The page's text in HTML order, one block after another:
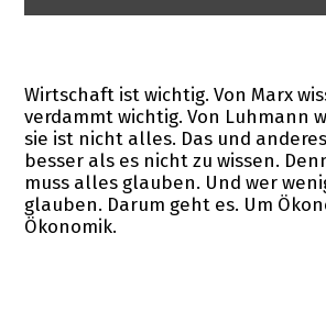
Wirtschaft ist wichtig. Von Marx
verdammt wichtig. Von Luhmann
sie ist nicht alles. Das und
besser als es nicht zu wissen.
muss alles glauben. Und wer
glauben. Darum geht es. Um
Ökonomik.